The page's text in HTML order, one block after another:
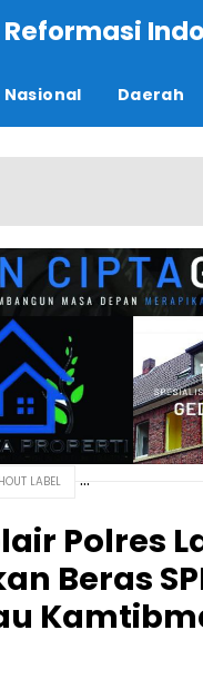
Nasional Daerah
LABEL
Polres
Beras